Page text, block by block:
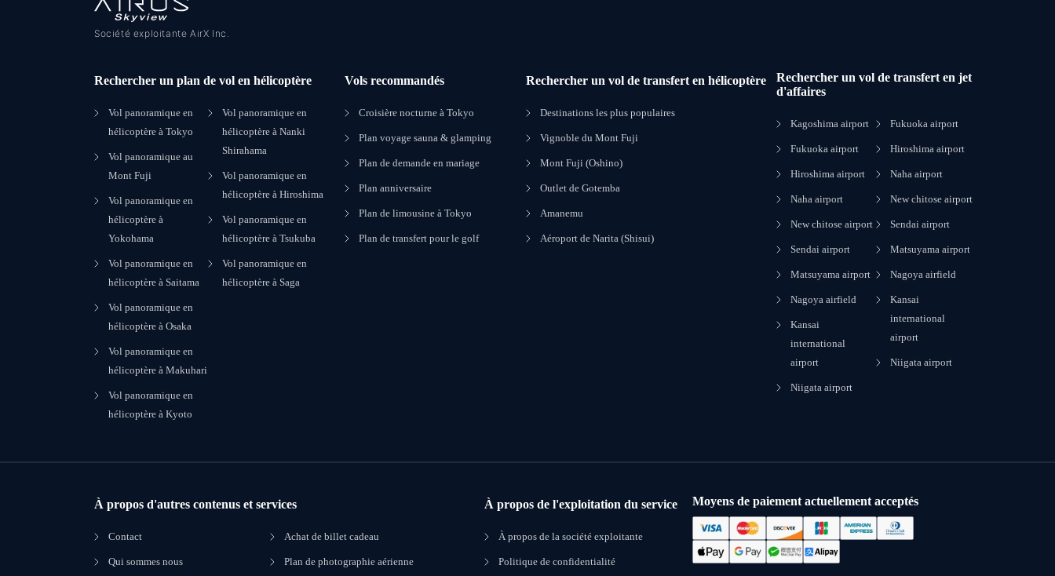
Société exploitante AirX Inc.
Rechercher un plan de vol en hélicoptère
Vol panoramique en
hélicoptère à Tokyo
Vol panoramique au
Mont Fuji
Vol panoramique en
hélicoptère à
Yokohama
Vol panoramique en
hélicoptère à Saitama
Vol panoramique en
hélicoptère à Osaka
Vol panoramique en
hélicoptère à Makuhari
Vol panoramique en
hélicoptère à Kyoto
Vol panoramique en
hélicoptère à Nanki
Shirahama
Vol panoramique en
hélicoptère à Hiroshima
Vol panoramique en
hélicoptère à Tsukuba
Vol panoramique en
hélicoptère à Saga
Vols recommandés
Croisière nocturne à Tokyo
Plan voyage sauna & glamping
Plan de demande en mariage
Plan anniversaire
Plan de limousine à Tokyo
Plan de transfert pour le golf
Rechercher un vol de transfert en hélicoptère
Destinations les plus populaires
Vignoble du Mont Fuji
Mont Fuji (Oshino)
Outlet de Gotemba
Amanemu
Aéroport de Narita (Shisui)
Rechercher un vol de transfert en jet
d'affaires
Kagoshima airport
Fukuoka airport
Hiroshima airport
Naha airport
New chitose airport
Sendai airport
Matsuyama airport
Nagoya airfield
Kansai
international
airport
Niigata airport
Fukuoka airport
Hiroshima airport
Naha airport
New chitose airport
Sendai airport
Matsuyama airport
Nagoya airfield
Kansai
international
airport
Niigata airport
À propos d'autres contenus et services
Contact
Qui sommes nous
Achat de billet cadeau
Plan de photographie aérienne
À propos de l'exploitation du service
À propos de la société exploitante
Politique de confidentialité
Moyens de paiement actuellement acceptés